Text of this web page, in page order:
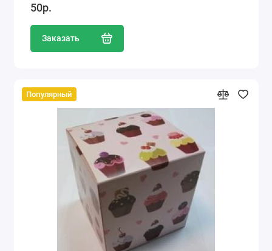
50р.
Заказать
Популярный